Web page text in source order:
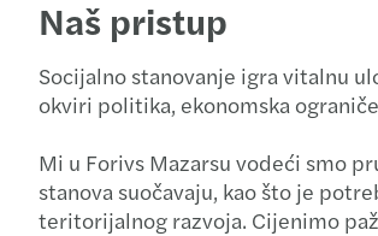
Naš pristup
Socijalno stanovanje igra vitalnu
okviri politika, ekonomska
Mi u Forivs Mazarsu vodeći smo
stanova suočavaju, kao što je
teritorijalnog razvoja. Cijenimo